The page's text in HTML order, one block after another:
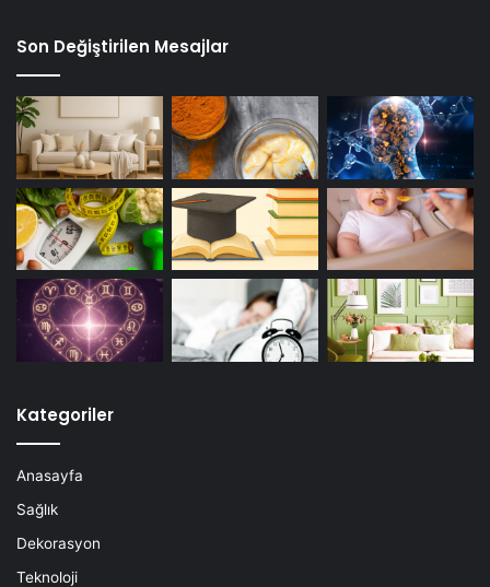
Son Değiştirilen Mesajlar
Kategoriler
Anasayfa
Sağlık
Dekorasyon
Teknoloji